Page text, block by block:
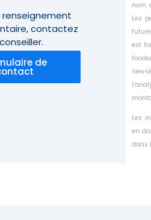
contactez
de
nom
Les
est
Les
en
dans